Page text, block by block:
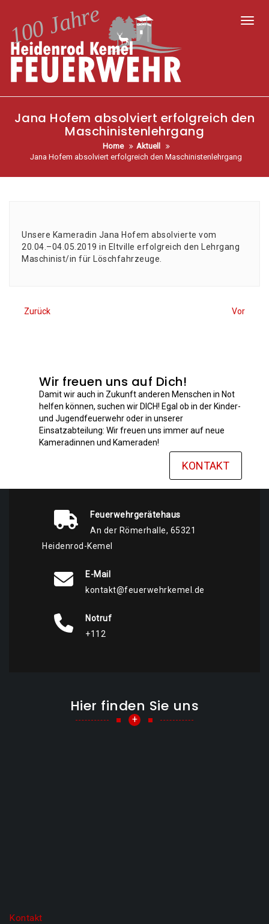
Jana Hofem absolviert erfolgreich den
Maschinistenlehrgang
Home
Aktuell
Jana Hofem absolviert erfolgreich den Maschinistenlehrgang
Unse­re Kame­ra­din Jana Hofem absol­vier­te vom
20.04.–04.05.2019 in Elt­ville erfolg­reich den Lehr­gang
Maschinist/in für Löschfahrzeuge.
Zurück Vor
Wir freuen uns auf Dich!
Damit wir auch in Zukunft anderen Menschen in Not
helfen können, suchen wir DICH! Egal ob in der Kinder-
und Jugendfeuerwehr oder in unserer
Einsatzabteilung: Wir freuen uns immer auf neue
Kameradinnen und Kameraden!
KONTAKT
Feuerwehrgerätehaus
An der Römerhalle, 65321
Heidenrod-Kemel
E-Mail
kontakt@feuerwehrkemel.de
Notruf
+112
Hier finden Sie uns
+
Kontakt